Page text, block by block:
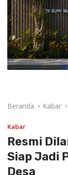
Beranda Kabar
Kabar
Resmi
Siap Jadi
Desa